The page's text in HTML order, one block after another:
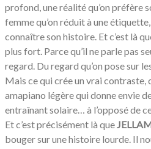
profond, une réalité qu’on préfère
femme qu’on réduit à une
connaître son histoire. Et c’est là
plus fort. Parce qu’il ne parle pas
regard. Du regard qu’on pose sur
Mais ce qui crée un vrai contraste,
amapiano légère qui donne envie
entraînant solaire… à l’opposé de
Et c’est précisément là que
bouger sur une histoire lourde. Il